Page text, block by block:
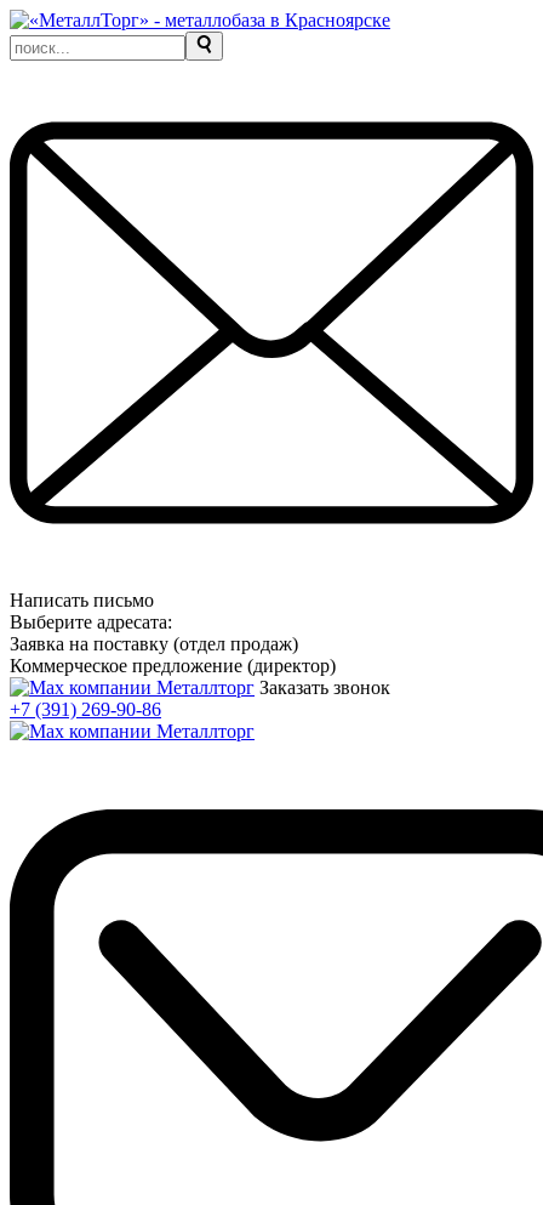
Написать письмо
Выберите адресата:
Заявка на поставку (отдел продаж)
Коммерческое предложение (директор)
Заказать звонок
+7 (391) 269-90-86